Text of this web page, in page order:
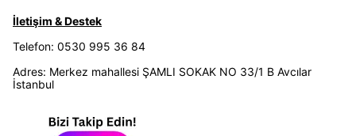
İletişim & Destek
Telefon: 0530 995 36 84
Adres: Merkez mahallesi ŞAMLI SOKAK NO 33/1 B Avcılar
İstanbul